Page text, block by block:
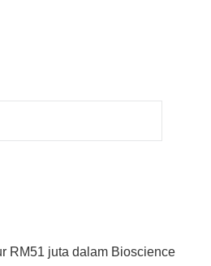
RM51 juta dalam Bioscience